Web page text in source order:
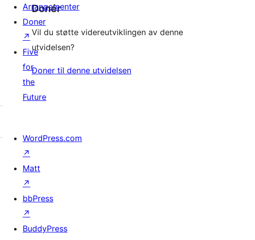
Donér
Vil du støtte videreutviklingen av denne
utvidelsen?
Doner til denne utvidelsen
Arrangementer
Doner
↗
Five
for
the
Future
WordPress.com
↗
Matt
↗
bbPress
↗
BuddyPress